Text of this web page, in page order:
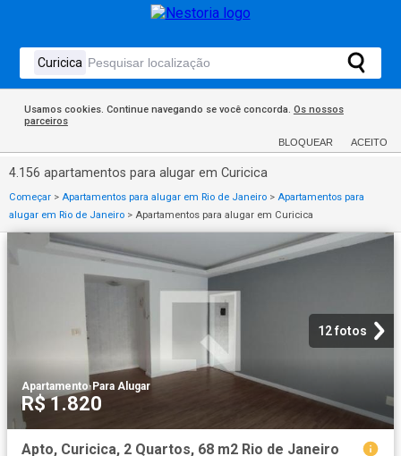
Usamos cookies. Continue navegando se você concorda. Os nossos
parceiros
BLOQUEAR ACEITO
4.156 apartamentos para alugar em Curicica
Começar > Apartamentos para alugar em Rio de Janeiro > Apartamentos para
alugar em Rio de Janeiro > Apartamentos para alugar em Curicica
12 fotos
Apartamento· Para Alugar
R$ 1.820
Apto, Curicica, 2 Quartos, 68 m2 Rio de Janeiro